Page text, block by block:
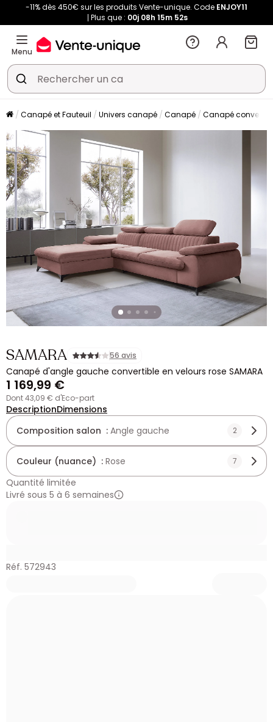
-11% dès 450€ sur les produits Vente-unique. Code ENJOY11
Plus que : 00j 08h 15m 52s
Menu
Canapé et Fauteuil Univers canapé Canapé Canapé
SAMARA 56 avis
Canapé d'angle gauche convertible en velours rose SAMARA
1 169,99 €
dont 43,09 € d'Eco-part
DescriptionDimensions
Composition salon : Angle gauche 2
Couleur (nuance) : Rose 7
Quantité limitée
Livré sous 5 à 6 semaines
Réf. 572943